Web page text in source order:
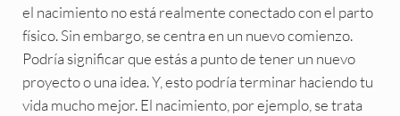
el nacimiento no está realmente conectado con el parto
físico. Sin embargo, se centra en un nuevo comienzo.
Podría significar que estás a punto de tener un nuevo
proyecto o una idea. Y, esto podría terminar haciendo tu
vida mucho mejor. El nacimiento, por ejemplo, se trata